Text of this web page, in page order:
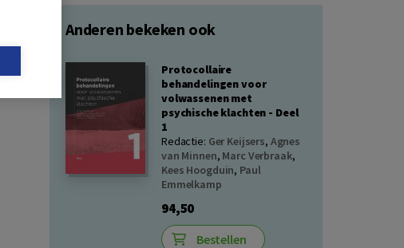
Anderen bekeken ook
Protocollaire
behandelingen voor
volwassenen met
psychische klachten - Deel
1
Redactie: Ger Keijsers, Agnes
van Minnen, Marc Verbraak,
Kees Hoogduin, Paul
Emmelkamp
94,50
Bestellen